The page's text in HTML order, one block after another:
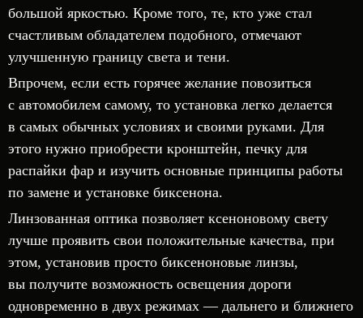
большой яркостью. Кроме того, те, кто уже стал
счастливым обладателем подобного, отмечают
улучшенную границу света и тени.
Впрочем, если есть горячее желание повозиться
с автомобилем самому, то установка легко делается
в самых обычных условиях и своими руками. Для
этого нужно приобрести кронштейн, печку для
распайки фар и изучить основные принципы работы
по замене и установке биксенона.
Линзованная оптика позволяет ксеноновому свету
лучше проявить свои положительные качества, при
этом, установив просто биксеноновые линзы,
вы получите возможность освещения дороги
одновременно в двух режимах — дальнего и ближнего